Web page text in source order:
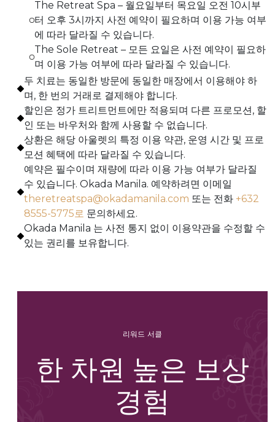
The Retreat Spa – 월요일부터 목요일 오전 10시부
터 오후 3시까지 사전 예약이 필요하며 이용 가능 여부
에 따라 달라질 수 있습니다.
The Sole Retreat – 모든 요일은 사전 예약이 필요하
며 이용 가능 여부에 따라 달라질 수 있습니다.
두 치료는 동일한 방문에 동일한 매장에서 이용해야 하
며, 한 번의 거래로 결제해야 합니다.
할인은 정가 트리트먼트에만 적용되며 다른 프로모션, 할
인 또는 바우처와 함께 사용할 수 없습니다.
상환은 해당 아울렛의 특정 이용 약관, 운영 시간 및 프로
모션 혜택에 따라 달라질 수 있습니다.
예약은 필수이며 재량에 따라 이용 가능 여부가 달라질
수 있습니다. Okada Manila. 예약하려면 이메일
theretreatspa@okadamanila.com 또는 전화 +632
8555-5775로 문의하세요.
Okada Manila 는 사전 통지 없이 이용약관을 수정할 수
있는 권리를 보유합니다.
리워드 서클
한 차원 높은 보상
경험